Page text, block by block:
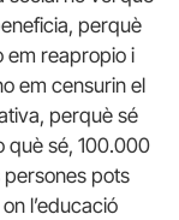
perquè
em reapropio i
em censurin el
perquè sé
què sé, 100.000
persones pots
l’educació